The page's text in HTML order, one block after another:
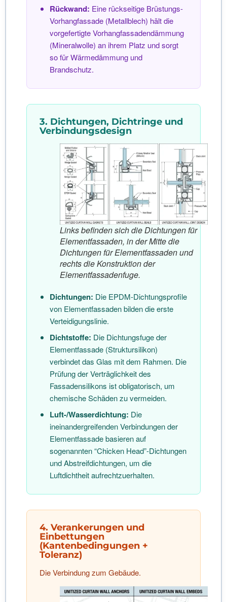
Rückwand: Eine rückseitige Brüstungs-
Vorhangfassade (Metallblech) hält die
vorgefertigte Vorhangfassadendämmung
(Mineralwolle) an ihrem Platz und sorgt
so für Wärmedämmung und
Brandschutz.
3. Dichtungen, Dichtringe und
Verbindungsdesign
Links befinden sich die Dichtungen für
Elementfassaden, in der Mitte die
Dichtungen für Elementfassaden und
rechts die Konstruktion der
Elementfassadenfuge.
Dichtungen: Die EPDM-Dichtungsprofile
von Elementfassaden bilden die erste
Verteidigungslinie.
Dichtstoffe: Die Dichtungsfuge der
Elementfassade (Struktursilikon)
verbindet das Glas mit dem Rahmen. Die
Prüfung der Verträglichkeit des
Fassadensilikons ist obligatorisch, um
chemische Schäden zu vermeiden.
Luft-/Wasserdichtung: Die
ineinandergreifenden Verbindungen der
Elementfassade basieren auf
sogenannten “Chicken Head”-Dichtungen
und Abstreifdichtungen, um die
Luftdichtheit aufrechtzuerhalten.
4. Verankerungen und
Einbettungen
(Kantenbedingungen +
Toleranz)
Die Verbindung zum Gebäude.